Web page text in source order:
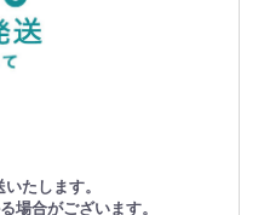
たします。
場合がございます。